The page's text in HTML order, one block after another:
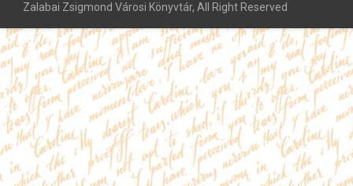
Zalabai Zsigmond Városi Könyvtár, All Right Reserved